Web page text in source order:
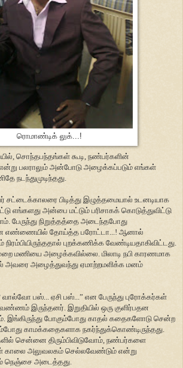
ரொமாண்டிக் லுக்...!
சொந்தபந்தங்கள் கூடி, நண்பர்களின்
பலராலும் அன்போடு அழைக்கப்படும் எங்கள்
நடந்துமுடிந்தது.
பிடித்து இழுத்தமையால் உடனடியாக
எங்களது அன்பை மட்டும் பரிசாகக் கொடுத்துவிட்டு
பேருந்து நிறுத்தத்தை அடைந்தபோது
எண்ணையில் தோய்த்த பரோட்டா...! ஆனால்
புறக்கணிக்க வேண்டியதாகிவிட்டது.
மணியை அழைக்கவில்லை. மிலாடி நபி காரணமாக
அவரை அழைத்துவந்து ஏமாற்றமளிக்க மனம்
பஸ்... ஏசி பஸ்...” என பேருந்து புரோக்கர்கள்
இருந்தனர். இறுதியில் ஒரு குளிர்பதன
இங்கிருந்து போகும்போது காதல் கதைகளோடு சென்ற
காமக்கதைகளாக நகர்ந்துக்கொண்டிருந்தது.
சென்னை திரும்பிவிடுவோம், நண்பர்களை
காலை அலுவலகம் செல்லவேண்டும் என்று
நெஞ்சை அடைத்தது.